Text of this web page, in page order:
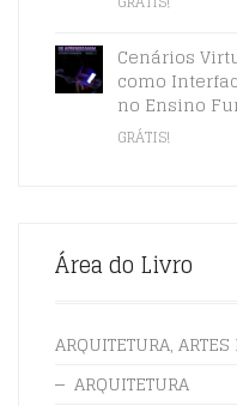
Cenários
como
no Ensino
GRÁTIS!
Área do Livro
ARQUITETURA,
ARQUITETURA